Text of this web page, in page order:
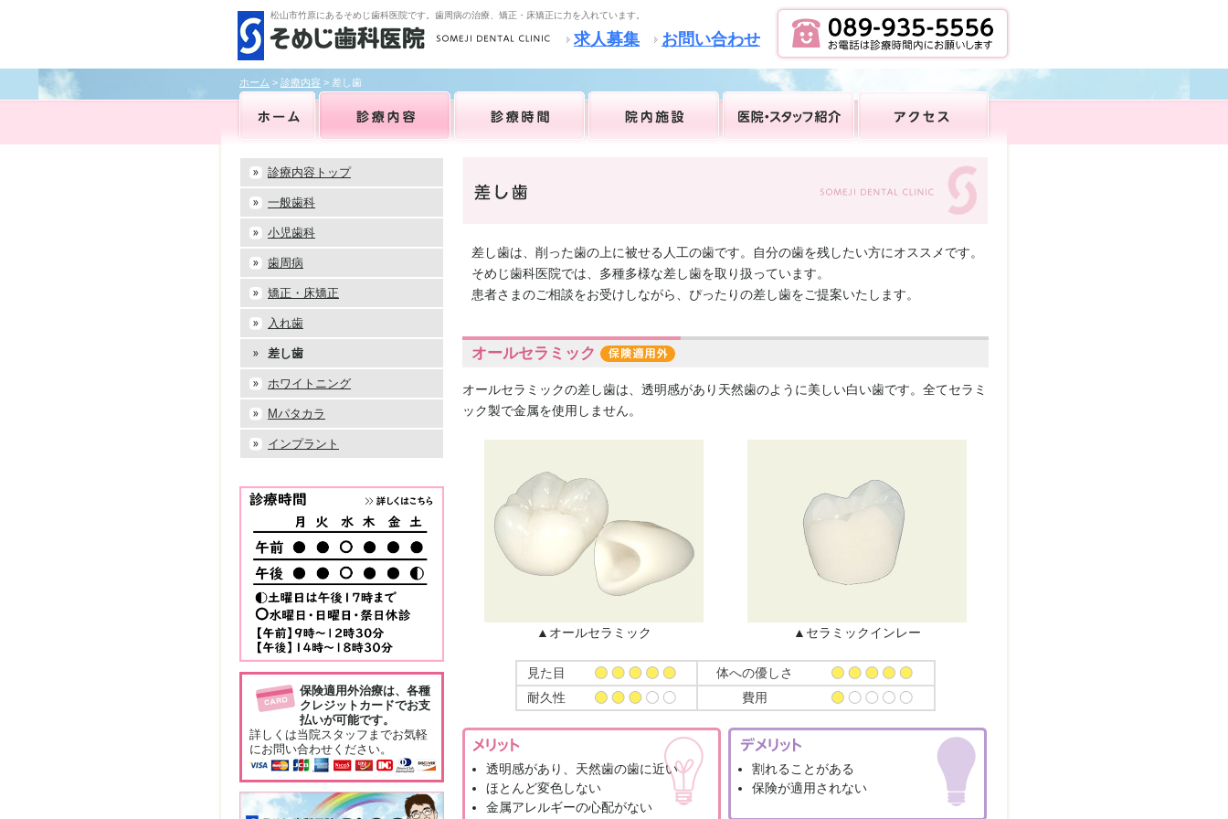
松山市竹原にあるそめじ歯科医院です。歯周病の治療、矯正・床矯正に力を入れています。
求人募集 お問い合わせ
ホーム > 診療内容 > 差し歯
差し歯は、削った歯の上に被せる人工の歯です。自分の歯を残したい方にオススメです。
そめじ歯科医院では、多種多様な差し歯を取り扱っています。
患者さまのご相談をお受けしながら、ぴったりの差し歯をご提案いたします。
オールセラミック
オールセラミックの差し歯は、透明感があり天然歯のように美しい白い歯です。全てセラミ
ック製で金属を使用しません。
▲オールセラミック ▲セラミックインレー
見た目
体への優しさ
耐久性
費用
透明感があり、天然歯の歯に近い
ほとんど変色しない
金属アレルギーの心配がない
割れることがある
保険が適用されない
診療内容トップ
一般歯科
小児歯科
歯周病
矯正・床矯正
入れ歯
差し歯
ホワイトニング
Mパタカラ
インプラント
保険適用外治療は、各種
クレジットカードでお支
払いが可能です。
詳しくは当院スタッフまでお気軽
にお問い合わせください。